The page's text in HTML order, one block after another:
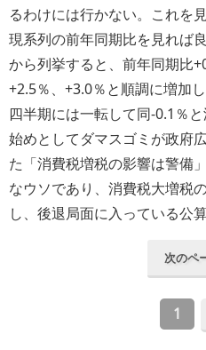
るわけには行かない。これを
現系列の前年同期比を見れば
から列挙すると、前年同期比
+2.5％、+3.0％と順調に増加
四半期には一転して同-0.1％
始めとしてダマスゴミが政府
た「消費税増税の影響は警備
なウソであり、消費税大増税
し、後退局面に入っている公算
次のペ
1